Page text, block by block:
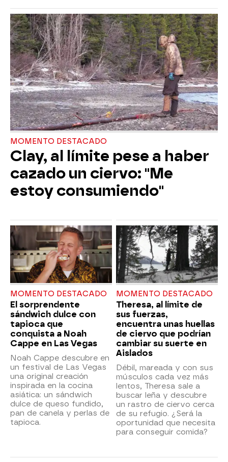
MOMENTO DESTACADO
Clay, al límite pese a haber
cazado un ciervo: "Me
estoy consumiendo"
MOMENTO DESTACADO
El sorprendente
sándwich dulce con
tapioca que
conquista a Noah
Cappe en Las Vegas
Noah Cappe descubre en
un festival de Las Vegas
una original creación
inspirada en la cocina
asiática: un sándwich
dulce de queso fundido,
pan de canela y perlas de
tapioca.
MOMENTO DESTACADO
Theresa, al límite de
sus fuerzas,
encuentra unas huellas
de ciervo que podrían
cambiar su suerte en
Aislados
Débil, mareada y con sus
músculos cada vez más
lentos, Theresa sale a
buscar leña y descubre
un rastro de ciervo cerca
de su refugio. ¿Será la
oportunidad que necesita
para conseguir comida?